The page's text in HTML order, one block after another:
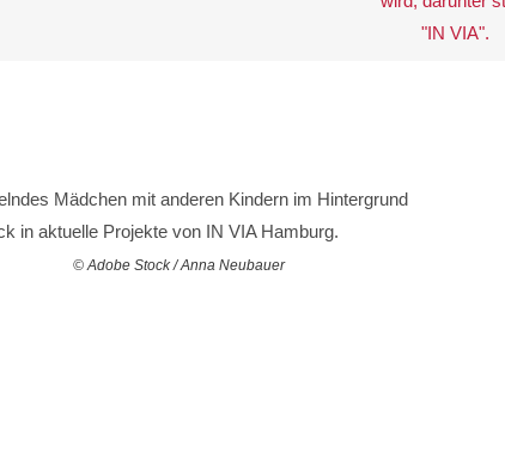
© Adobe Stock / Anna Neubauer